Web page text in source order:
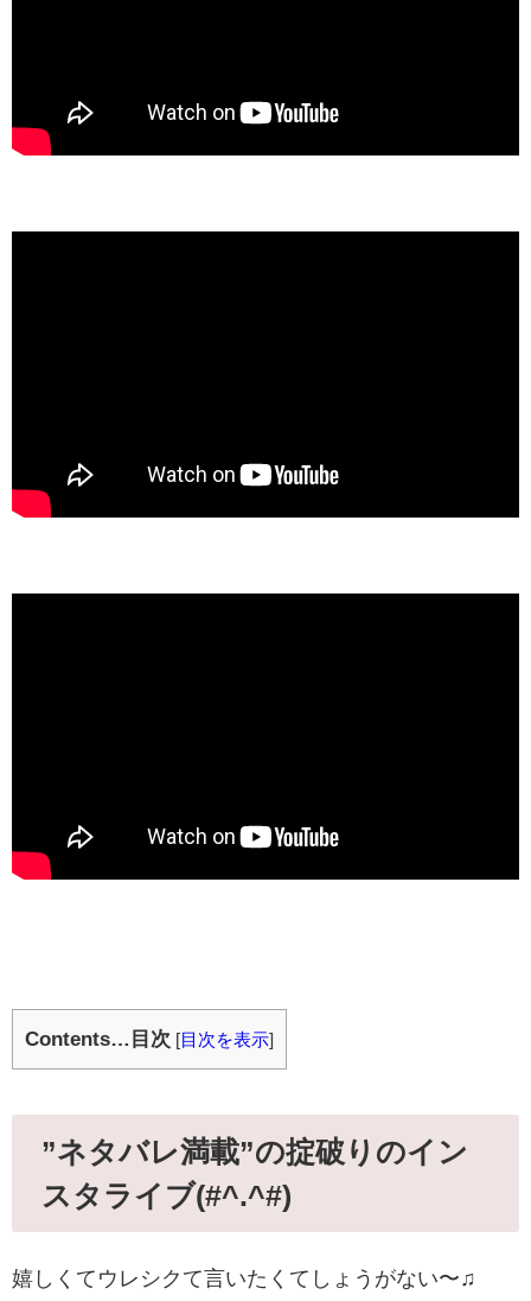
Contents…目次 [ 目次を表示]
”ネタバレ満載”の掟破りのイン
スタライブ(#^.^#)
嬉しくてウレシクて言いたくてしょうがない〜♫